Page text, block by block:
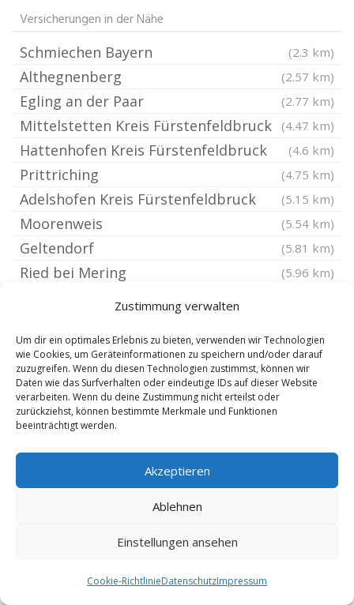
Zustimmung verwalten
Um dir ein optimales Erlebnis zu bieten, verwenden wir Technologien
wie Cookies, um Geräteinformationen zu speichern und/oder darauf
zuzugreifen. Wenn du diesen Technologien zustimmst, können wir
Daten wie das Surfverhalten oder eindeutige IDs auf dieser Website
verarbeiten. Wenn du deine Zustimmung nicht erteilst oder
zurückziehst, können bestimmte Merkmale und Funktionen
beeinträchtigt werden.
Akzeptieren
Ablehnen
Einstellungen ansehen
Cookie-RichtlinieDatenschutzImpressum
Versicherungen in der Nähe
Schmiechen Bayern (2.3 km)
Althegnenberg (2.57 km)
Egling an der Paar (2.77 km)
Mittelstetten Kreis Fürstenfeldbruck (4.47 km)
Hattenhofen Kreis Fürstenfeldbruck (4.6 km)
Prittriching (4.75 km)
Adelshofen Kreis Fürstenfeldbruck (5.15 km)
Moorenweis (5.54 km)
Geltendorf (5.81 km)
Ried bei Mering (5.96 km)
Türkenfeld bei Fürstenfeldbruck (7.56 km)
Oberottmarshausen (7.76 km)
Egenhofen Kreis Fürstenfeldbruck
Augsburg Haunstetten
Eurasburg bei Friedberg Bayern (8.62 km)
Pfaffenhofen an der Glonn
Klosterlechfeld